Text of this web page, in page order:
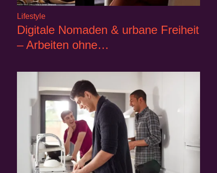
Lifestyle
Digitale Nomaden & urbane Freiheit
– Arbeiten ohne…